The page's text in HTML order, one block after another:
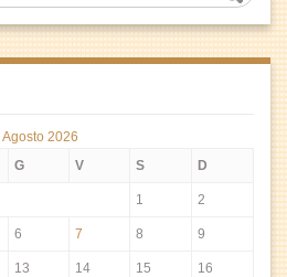
Agosto 2026
G V S D
1 2
6 7 8 9
13 14 15 16